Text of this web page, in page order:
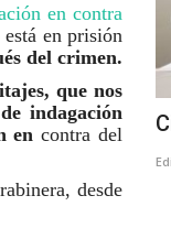
en contra
en prisión
del crimen.
que nos
indagación
en contra del
desde
a Linares